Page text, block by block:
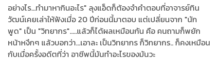
อย่างไร...ทำมาหากินอะไร" ลุงแอ็ดก็ต้องจำคำตอบที่อาจารย์ทิน
วัฒน์เคยเล่าให้ฟังเมื่อ 20 ปีก่อนนี้มาตอบ แต่เปลี่ยนจาก "นัก
พูด" เป็น "วิทยากร".....แล้วก็ได้ผลเหมือนกัน คือ คนถามก็พยัก
หน้าหงึกๆ แล้วบอกว่า...เอาละ เป็นวิทยากร ก็วิทยากร.. ก็คงเหมือน
กับเมื่อครั้งอดีตที่ว่า อาชีพนี้มันทำอะไรของมันวะ